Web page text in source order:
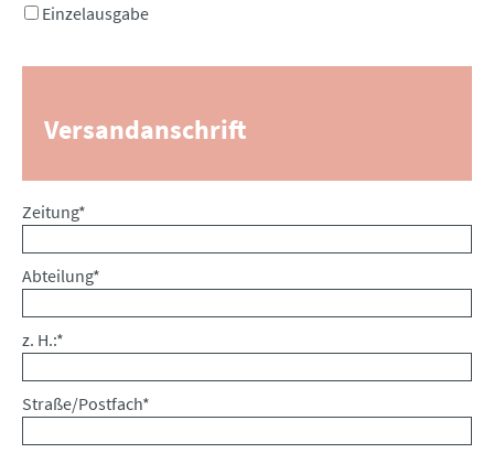
Einzelausgabe
Versandanschrift
Pflichtfeld
Zeitung*
Pflichtfeld
Abteilung*
Pflichtfeld
z. H.:*
Pflichtfeld
Straße/Postfach*